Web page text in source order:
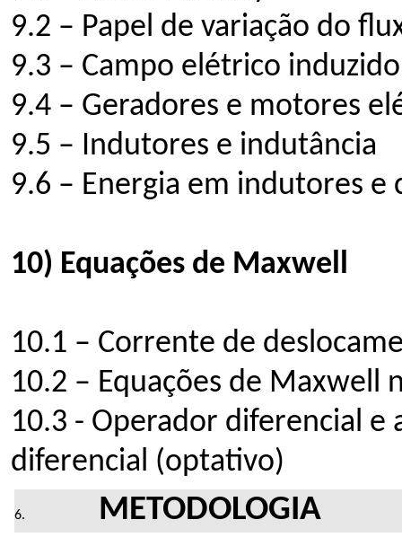
9.2 – Papel de variação do
9.3 – Campo elétrico induzido
9.4 – Geradores e motores
9.5 – Indutores e indutância
9.6 – Energia em indutores e
10) Equações de Maxwell
10.1 – Corrente de
10.2 – Equações de Maxwell
10.3 - Operador diferencial e
diferencial (optativo)
METODOLOGIA